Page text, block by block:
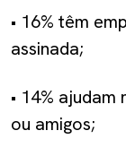
• 16% têm
assinada;
• 14%
ou amigos;